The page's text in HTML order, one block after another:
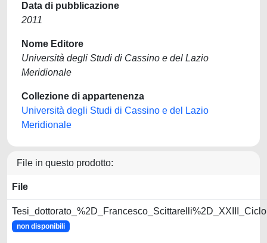
Data di pubblicazione
2011
Nome Editore
Università degli Studi di Cassino e del Lazio
Meridionale
Collezione di appartenenza
Università degli Studi di Cassino e del Lazio
Meridionale
File in questo prodotto:
File
non disponibili